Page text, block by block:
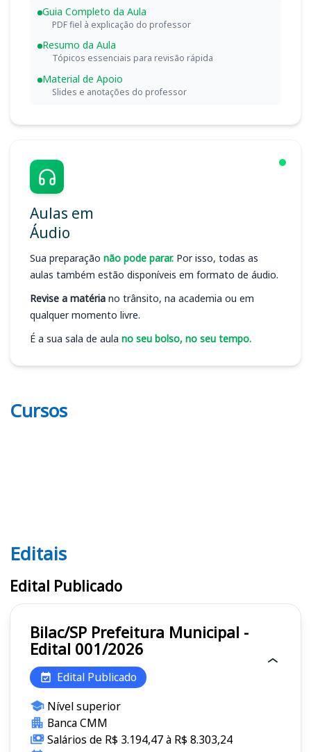
Guia Completo da Aula
PDF fiel à explicação do professor
Resumo da Aula
Tópicos essenciais para revisão rápida
Material de Apoio
Slides e anotações do professor
Aulas em
Áudio
Sua preparação não pode parar. Por isso, todas as
aulas também estão disponíveis em formato de áudio.
Revise a matéria no trânsito, na academia ou em
qualquer momento livre.
É a sua sala de aula no seu bolso, no seu tempo.
Cursos
Editais
Editais
Edital Publicado
Bilac/SP Prefeitura Municipal -
Edital 001/2026
Edital Publicado
Nível superior
Banca CMM
Salários de R$ 3.194,47 à R$ 8.303,24